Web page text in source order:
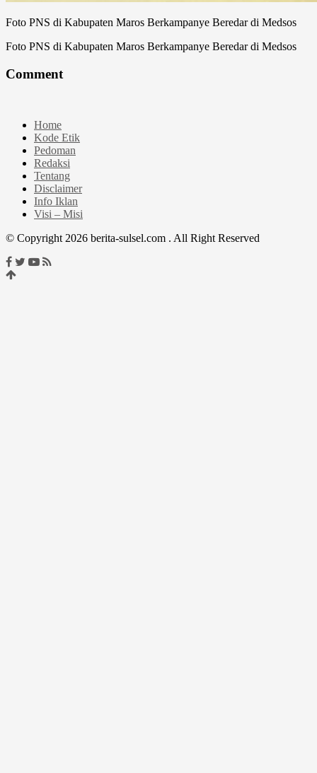
Foto PNS di Kabupaten Maros Berkampanye Beredar di Medsos
Foto PNS di Kabupaten Maros Berkampanye Beredar di Medsos
Comment
Home
Kode Etik
Pedoman
Redaksi
Tentang
Disclaimer
Info Iklan
Visi – Misi
© Copyright 2026 berita-sulsel.com . All Right Reserved